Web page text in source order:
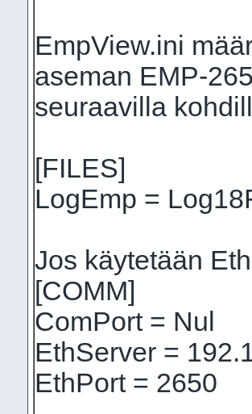
EmpView.ini
aseman EMP-
seuraavilla
[FILES]
LogEmp =
Jos käytetään
[COMM]
ComPort = Nul
EthServer =
EthPort = 2650